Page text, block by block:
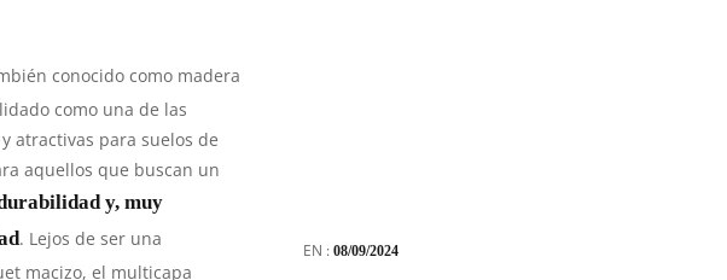
conocido como madera
como una de las
atractivas para suelos de
aquellos que buscan un
y, muy
. Lejos de ser una
macizo, el multicapa
EN : 08/09/2024